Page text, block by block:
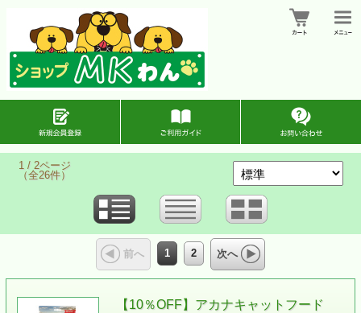
1 / 2ページ
（全26件）
前へ 1 2 次へ
【10％OFF】アカナキャットフード